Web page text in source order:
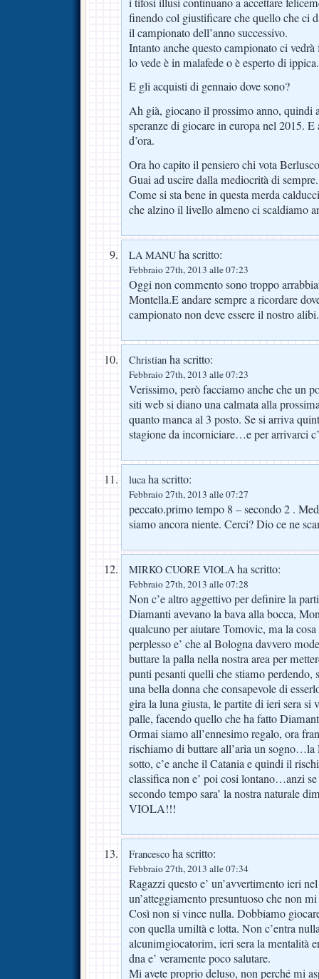
finendo col giustificare che quello che ci
il campionato dell’anno successivo.
Intanto anche questo campionato ci
lo vede è in malafede o è esperto di ippica.
E gli acquisti di gennaio dove sono?
Ah già, giocano il prossimo anno, quindi
speranze di giocare in europa nel 2015.
d’ora.
Ora ho capito il pensiero chi vota
Guai ad uscire dalla mediocrità di sempre.
Come si sta bene in questa merda
che alzino il livello almeno ci scaldiamo
LA MANU ha scritto:
Febbraio 27th, 2013 alle 07:23
Oggi non commento sono troppo
Montella.E andare sempre a ricordare
campionato non deve essere il nostro
Christian ha scritto:
Febbraio 27th, 2013 alle 07:23
Verissimo, però facciamo anche che un
siti web si diano una calmata alla
quanto manca al 3 posto. Se si arriva
stagione da incorniciare…e per arrivarci
lucaha scritto:
Febbraio 27th, 2013 alle 07:27
peccato.primo tempo 8 – secondo 2 .
siamo ancora niente. Cerci? Dio ce ne
MIRKO CUORE VIOLA ha scritto:
Febbraio 27th, 2013 alle 07:28
Non c’e altro aggettivo per definire la
Diamanti avevano la bava alla bocca,
qualcuno per aiutare Tomovic, ma la
perplesso e’ che al Bologna davvero
buttare la palla nella nostra area per
punti pesanti quelli che stiamo perdendo,
una bella donna che consapevole di
gira la luna giusta, le partite di ieri sera
palle, facendo quello che ha fatto
Ormai siamo all’ennesimo regalo, ora
rischiamo di buttare all’aria un sogno…la
sotto, c’e anche il Catania e quindi il
classifica non e’ poi cosi lontano…anzi
secondo tempo sara’ la nostra naturale
VIOLA!!!
Francesco ha scritto:
Febbraio 27th, 2013 alle 07:34
Ragazzi questo e’ un’avvertimento ieri
un’atteggiamento presuntuoso che non
Così non si vince nulla. Dobbiamo
con quella umiltà e lotta. Non c’entra
alcunimgiocatorim, ieri sera la mentalità
dna e’ veramente poco salutare.
Mi avete proprio deluso, non perché mi